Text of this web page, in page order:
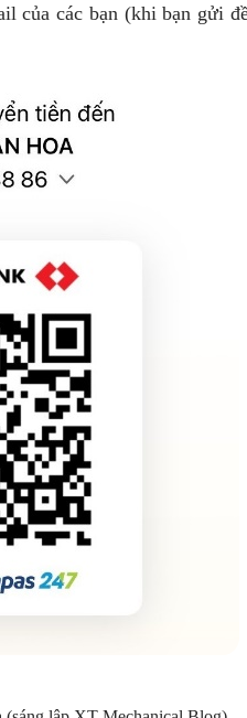
của các bạn (khi bạn gửi